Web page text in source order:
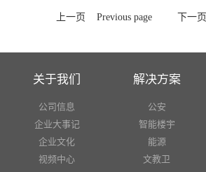
上一页 Previous page 下一页
关于我们
公司信息
企业大事记
企业文化
视频中心
解决方案
公安
智能楼宇
能源
文教卫